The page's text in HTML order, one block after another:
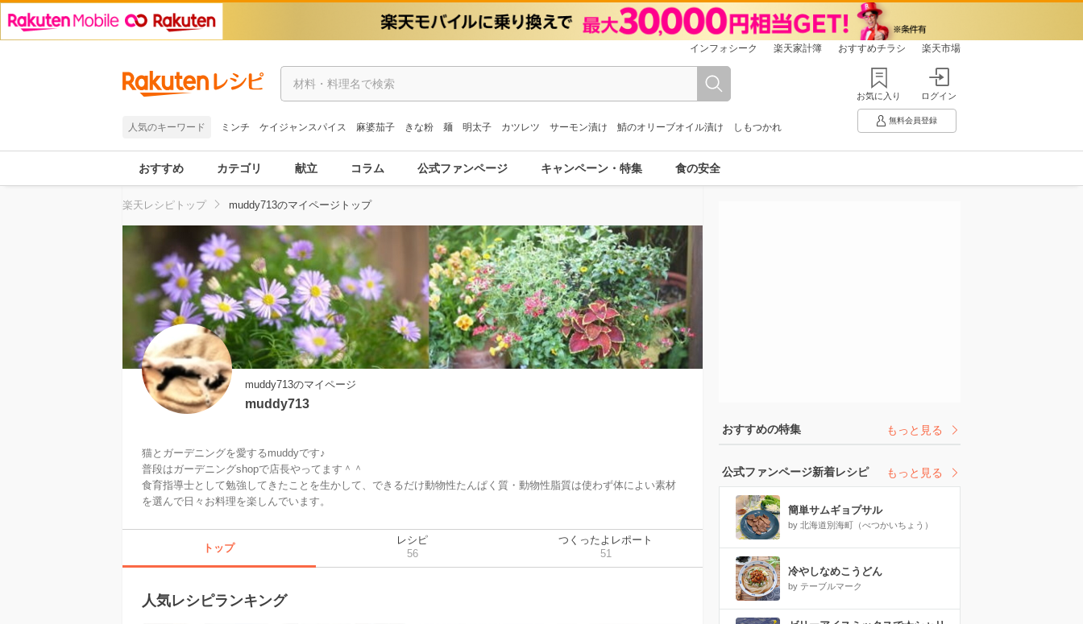
インフォシーク 楽天家計簿 おすすめチラシ 楽天市場
人気のキーワード ミンチ ケイジャンスパイス 麻婆茄子 きな粉 麺 明太子 カツレツ サーモン漬け 鯖のオリーブオイル漬け しもつかれ
お気に入り ログイン
無料会員登録
おすすめ カテゴリ 献立 コラム 公式ファンページ キャンペーン・特集 食の安全
楽天レシピトップ muddy713のマイページトップ
muddy713のマイページ
muddy713
猫とガーデニングを愛するmuddyです♪
普段はガーデニングshopで店長やってます＾＾
食育指導士として勉強してきたことを生かして、できるだけ動物性たんぱく質・動物性脂質は使わず体によい素材
を選んで日々お料理を楽しんでいます。
トップ
レシピ
56
つくったよレポート
51
人気レシピランキング
おすすめの特集 もっと見る
公式ファンページ新着レシピ もっと見る
簡単サムギョプサル
by 北海道別海町（べつかいちょう）
冷やしなめこうどん
by テーブルマーク